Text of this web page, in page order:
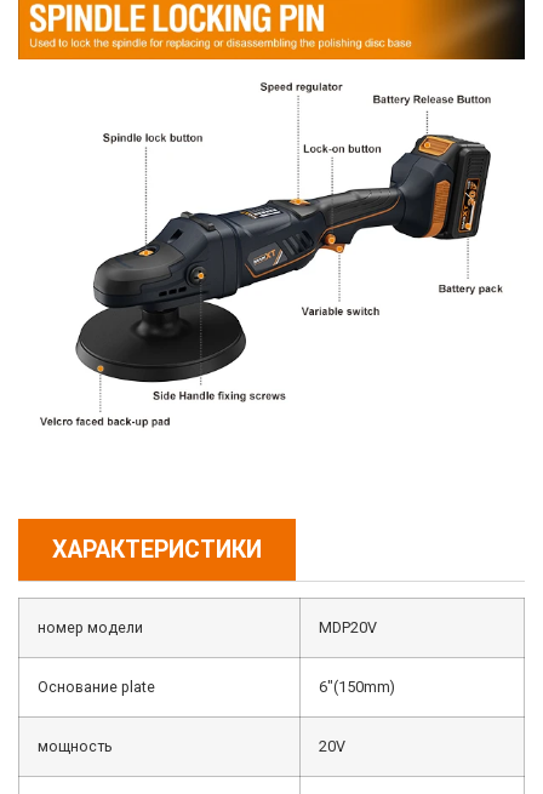
ХАРАКТЕРИСТИКИ
номер модели MDP20V
Основание plate 6″(150mm)
мощность 20V